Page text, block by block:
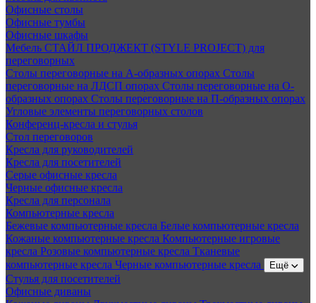
Офисные столы
Офисные тумбы
Офисные шкафы
Мебель СТАЙЛ ПРОДЖЕКТ (STYLE PROJECT) для
переговорных
Столы переговорные на А-образных опорах Столы
переговорные на ЛДСП опорах Столы переговорные на О-
образных опорах Столы переговорные на П-образных опорах
Угловые элементы переговорных столов
Конференц-кресла и стулья
Стол переговоров
Кресла для руководителей
Кресла для посетителей
Серые офисные кресла
Черные офисные кресла
Кресла для персонала
Компьютерные кресла
Бежевые компьютерные кресла Белые компьютерные кресла
Кожаные компьютерные кресла Компьютерные игровые
кресла Розовые компьютерные кресла Тканевые
компьютерные кресла Черные компьютерные кресла Ещё
Стулья для посетителей
Офисные диваны